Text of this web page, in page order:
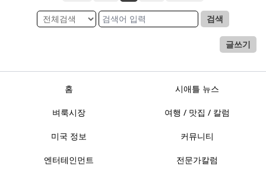
검색
글쓰기
홈 시애틀 뉴스
벼룩시장 여행 / 맛집 / 칼럼
미국 정보 커뮤니티
엔터테인먼트 전문가칼럼